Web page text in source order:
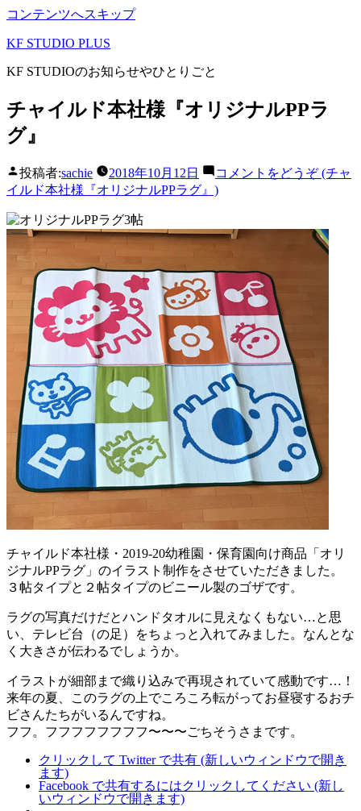
コンテンツへスキップ
KF STUDIO PLUS
KF STUDIOのお知らせやひとりごと
チャイルド本社様『オリジナルPPラ
グ』
投稿者:sachie 2018年10月12日 コメントをどうぞ(チャ
イルド本社様『オリジナルPPラグ』)
チャイルド本社様・2019-20幼稚園・保育園向け商品「オリ
ジナルPPラグ」のイラスト制作をさせていただきました。
３帖タイプと２帖タイプのビニール製のゴザです。
ラグの写真だけだとハンドタオルに見えなくもない…と思
い、テレビ台（の足）をちょっと入れてみました。なんとな
く大きさが伝わるでしょうか。
イラストが細部まで織り込みで再現されていて感動です…！
来年の夏、このラグの上でころころ転がってお昼寝するおチ
ビさんたちがいるんですね。
フフ。フフフフフフフフ〜〜〜ごちそうさまです。
クリックして Twitter で共有 (新しいウィンドウで開き
ます)
Facebook で共有するにはクリックしてください (新し
いウィンドウで開きます)